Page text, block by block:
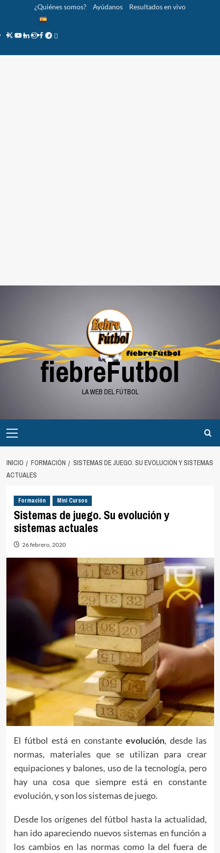
contenido
¿Quiénes somos? Ayúdanos Resultados en vivo
Twitter
YouTube
LinkedIn
Instagram
Facebook
Telegram
PayPal
fiebreFutbol
LA WEB DEL FÚTBOL
principal
INICIO FORMACIÓN
SISTEMAS DE JUEGO. SU EVOLUCIÓN Y SISTEMAS
ACTUALES
Formación Mini Cursos
Sistemas de juego. Su evolución y
sistemas actuales
26 febrero, 2020
El fútbol está en constante evolución, desde las
normas, materiales que se utilizan para crear
equipaciones y balones, uso de la tecnología, pero
hay una cosa que siempre está en constante
evolución, y son los sistemas de juego.
Desde los orígenes del fútbol hasta la actualidad,
han ido apareciendo nuevos sistemas en función a
los cambios en las normas como la del fuera de